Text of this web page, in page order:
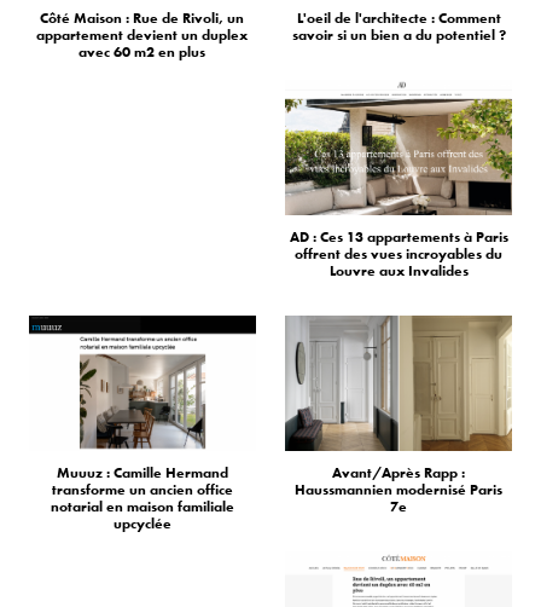
Côté Maison : Rue de Rivoli, un
appartement devient un duplex
avec 60 m2 en plus
L'oeil de l'architecte : Comment
savoir si un bien a du potentiel ?
AD : Ces 13 appartements à Paris
offrent des vues incroyables du
Louvre aux Invalides
Muuuz : Camille Hermand
transforme un ancien office
notarial en maison familiale
upcyclée
Avant/Après Rapp :
Haussmannien modernisé Paris
7e